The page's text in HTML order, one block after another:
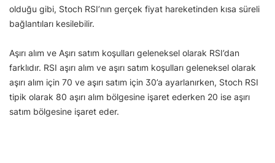
olduğu gibi, Stoch RSI’nın gerçek fiyat hareketinden kısa süreli
bağlantıları kesilebilir.
Aşırı alım ve Aşırı satım koşulları geleneksel olarak RSI’dan
farklıdır. RSI aşırı alım ve aşırı satım koşulları geleneksel olarak
aşırı alım için 70 ve aşırı satım için 30’a ayarlanırken, Stoch RSI
tipik olarak 80 aşırı alım bölgesine işaret ederken 20 ise aşırı
satım bölgesine işaret eder.